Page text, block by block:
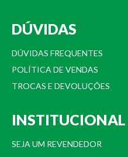
DÚVIDAS
DÚVIDAS FREQUENTES
POLÍTICA DE VENDAS
TROCAS E DEVOLUÇÕES
INSTITUCIONAL
SEJA UM REVENDEDOR